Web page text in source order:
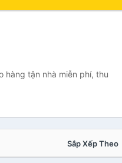
hàng tận nhà miễn phí, thu
Sắp Xếp Theo